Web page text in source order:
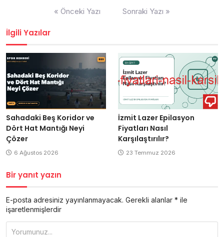
« Önceki Yazı Sonraki Yazı »
İlgili Yazılar
Sahadaki Beş Koridor ve
Dört Hat Mantığı Neyi
Çözer
6 Ağustos 2026
İzmit Lazer Epilasyon
Fiyatları Nasıl
Karşılaştırılır?
23 Temmuz 2026
Bir yanıt yazın
E-posta adresiniz yayınlanmayacak. Gerekli alanlar * ile
işaretlenmişlerdir